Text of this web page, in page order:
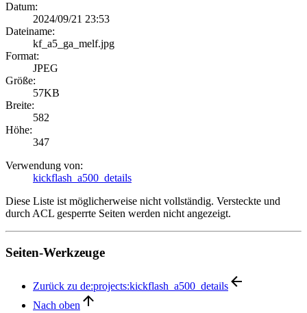
Datum:
2024/09/21 23:53
Dateiname:
kf_a5_ga_melf.jpg
Format:
JPEG
Größe:
57KB
Breite:
582
Höhe:
347
Verwendung von:
kickflash_a500_details
Diese Liste ist möglicherweise nicht vollständig. Versteckte und
durch ACL gesperrte Seiten werden nicht angezeigt.
Seiten-Werkzeuge
Zurück zu de:projects:kickflash_a500_details
Nach oben